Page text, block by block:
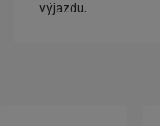
výjazdu.